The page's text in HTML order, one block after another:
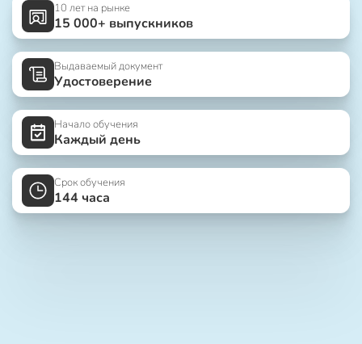
10 лет на рынке
15 000+ выпускников
Выдаваемый документ
Удостоверение
Начало обучения
Каждый день
Срок обучения
144 часа